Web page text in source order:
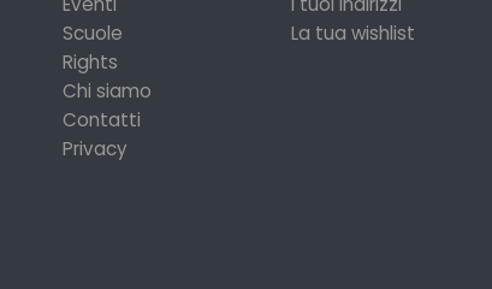
Scuole
Rights
Chi siamo
Contatti
Privacy
La tua wishlist